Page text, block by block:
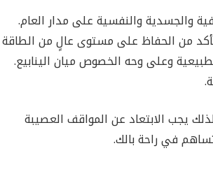
والجسدية والنفسية على مدار العام.
من الحفاظ على مستوى عالٍ من الطاقة
وعلى وحه الخصوص ميان الينابيع.
يجب الابتعاد عن المواقف العصيبة
في راحة بالك.